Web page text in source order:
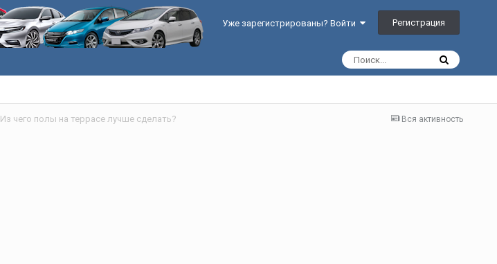
Уже зарегистрированы? Войти Регистрация
Вся активность
Из чего полы на террасе лучше сделать?